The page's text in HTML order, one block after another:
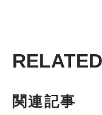
RELATED
関連記事